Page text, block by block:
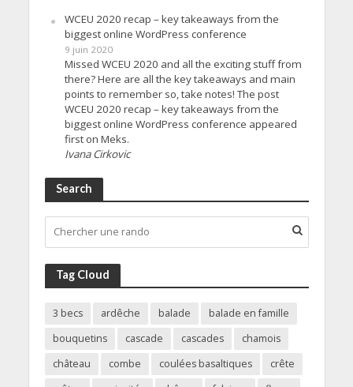
WCEU 2020 recap – key takeaways from the
biggest online WordPress conference
9 juin 2020
Missed WCEU 2020 and all the exciting stuff from
there? Here are all the key takeaways and main
points to remember so, take notes! The post
WCEU 2020 recap – key takeaways from the
biggest online WordPress conference appeared
first on Meks.
Ivana Cirkovic
Search
Tag Cloud
3 becs ardêche balade
balade en famille
bouquetins
cascade cascades
chamois
château
combe coulées basaltiques
crête